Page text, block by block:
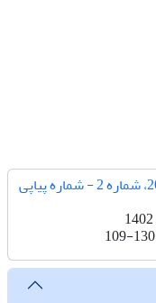
دوره 20، شماره 2 - شماره پیاپی
109-130